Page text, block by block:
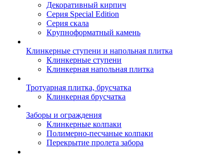
Декоративный кирпич
Серия Special Edition
Серия скала
Крупноформатный камень
Клинкерные ступени и напольная плитка
Клинкерные ступени
Клинкерная напольная плитка
Тротуарная плитка, брусчатка
Клинкерная брусчатка
Заборы и ограждения
Клинкерные колпаки
Полимерно-песчаные колпаки
Перекрытие пролета забора